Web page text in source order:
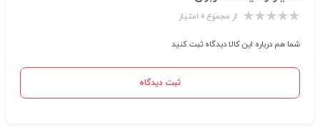
از مجموع ۰ امتیاز
شما هم درباره این کالا دیدگاه ثبت کنید
ثبت دیدگاه